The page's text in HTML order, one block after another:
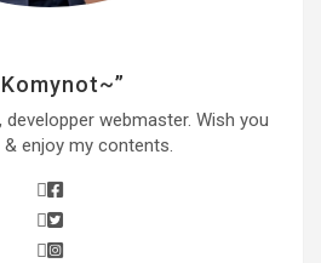
developper webmaster. Wish you
enjoy my contents.